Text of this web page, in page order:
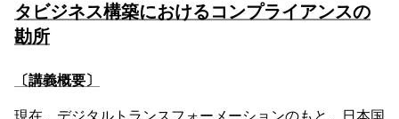
タビジネス構築におけるコンプライアンスの
勘所
〔講義概要〕
現在、デジタルトランスフォーメーションのもと、日本国